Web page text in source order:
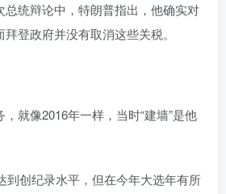
总统辩论中，特朗普指出，他确实对
登政府并没有取消这些关税。
就像2016年一样，当时“建墙”是他
到创纪录水平，但在今年大选年有所